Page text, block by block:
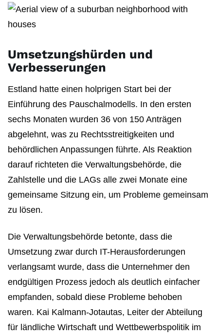
Umsetzungshürden und
Verbesserungen
Estland hatte einen holprigen Start bei der
Einführung des Pauschalmodells. In den ersten
sechs Monaten wurden 36 von 150 Anträgen
abgelehnt, was zu Rechtsstreitigkeiten und
behördlichen Anpassungen führte. Als Reaktion
darauf richteten die Verwaltungsbehörde, die
Zahlstelle und die LAGs alle zwei Monate eine
gemeinsame Sitzung ein, um Probleme gemeinsam
zu lösen.
Die Verwaltungsbehörde betonte, dass die
Umsetzung zwar durch IT-Herausforderungen
verlangsamt wurde, dass die Unternehmer den
endgültigen Prozess jedoch als deutlich einfacher
empfanden, sobald diese Probleme behoben
waren. Kai Kalmann-Jotautas, Leiter der Abteilung
für ländliche Wirtschaft und Wettbewerbspolitik im